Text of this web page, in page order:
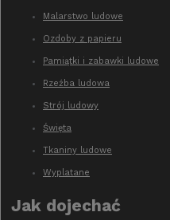
Malarstwo ludowe
Ozdoby z papieru
Pamiątki i zabawki ludowe
Rzeźba ludowa
Strój ludowy
Święta
Tkaniny ludowe
Wyplatane
Jak dojechać